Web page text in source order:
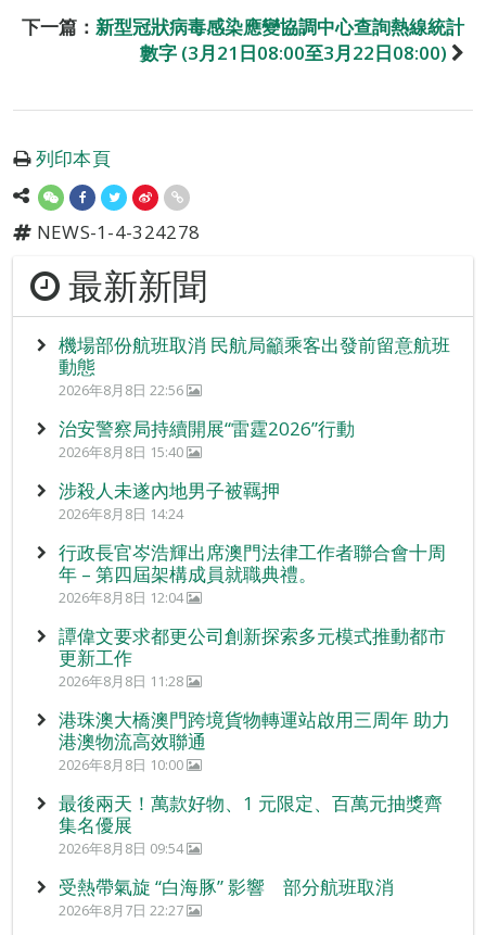
下一篇： 新型冠狀病毒感染應變協調中心查詢熱線統計
數字 (3月21日08:00至3月22日08:00)
列印本頁
NEWS-1-4-324278
最新新聞
機場部份航班取消 民航局籲乘客出發前留意航班
動態
2026年8月8日 22:56
治安警察局持續開展“雷霆2026”行動
2026年8月8日 15:40
涉殺人未遂內地男子被羈押
2026年8月8日 14:24
行政長官岑浩輝出席澳門法律工作者聯合會十周
年 – 第四屆架構成員就職典禮。
2026年8月8日 12:04
譚偉文要求都更公司創新探索多元模式推動都市
更新工作
2026年8月8日 11:28
港珠澳大橋澳門跨境貨物轉運站啟用三周年 助力
港澳物流高效聯通
2026年8月8日 10:00
最後兩天！萬款好物、1 元限定、百萬元抽獎齊
集名優展
2026年8月8日 09:54
受熱帶氣旋 “白海豚” 影響 部分航班取消
2026年8月7日 22:27